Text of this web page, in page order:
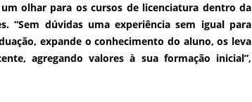
olhar para os cursos de licenciatura dentro da
“Sem dúvidas uma experiência sem igual para
expande o conhecimento do aluno, os leva
agregando valores à sua formação inicial”,